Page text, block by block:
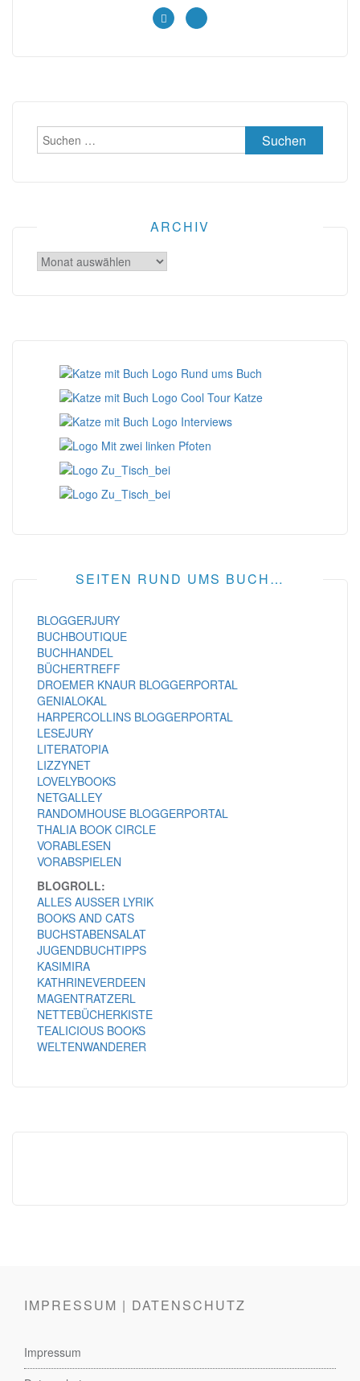
Suchen
nach:
ARCHIV
Archiv
SEITEN RUND UMS BUCH…
BLOGGERJURY
BUCHBOUTIQUE
BUCHHANDEL
BÜCHERTREFF
DROEMER KNAUR BLOGGERPORTAL
GENIALOKAL
HARPERCOLLINS BLOGGERPORTAL
LESEJURY
LITERATOPIA
LIZZYNET
LOVELYBOOKS
NETGALLEY
RANDOMHOUSE BLOGGERPORTAL
THALIA BOOK CIRCLE
VORABLESEN
VORABSPIELEN
BLOGROLL:
ALLES AUSSER LYRIK
BOOKS AND CATS
BUCHSTABENSALAT
JUGENDBUCHTIPPS
KASIMIRA
KATHRINEVERDEEN
MAGENTRATZERL
NETTEBÜCHERKISTE
TEALICIOUS BOOKS
WELTENWANDERER
IMPRESSUM | DATENSCHUTZ
Impressum